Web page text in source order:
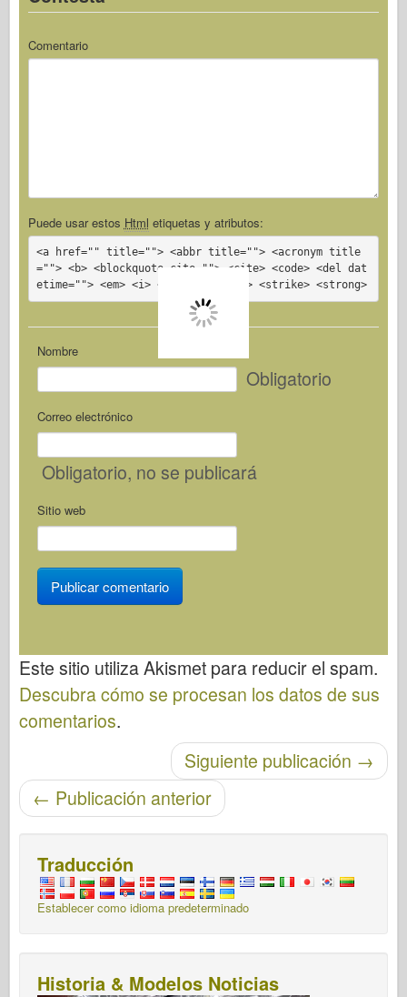
Comentario
Puede usar estos Html etiquetas y atributos:
<a href="" title=""> <abbr title=""> <acronym title
=""> <b> <blockquote cite=""> <cite> <code> <del dat
etime=""> <em> <i> <q cite=""> <s> <strike> <strong>
Nombre
Obligatorio
Correo electrónico
Obligatorio, no se publicará
Sitio web
Este sitio utiliza Akismet para reducir el spam.
Descubra cómo se procesan los datos de sus
comentarios.
Siguiente publicación →
← Publicación anterior
Traducción
Establecer como idioma predeterminado
Historia & Modelos Noticias